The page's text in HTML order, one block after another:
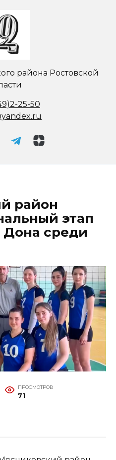
района Ростовской
25-50
район
этап
среди
ПРОСМОТРОВ
71